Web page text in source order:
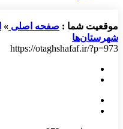
موقعیت شما : صفحه اصلی »
شهرستان‌ها
https://otaghshafaf.ir/?p=973